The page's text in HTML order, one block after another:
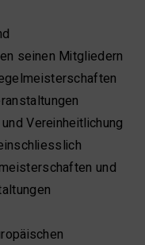
seinen Mitgliedern
Vereinheitlichung
und